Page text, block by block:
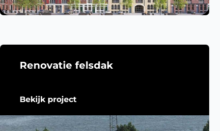
Renovatie felsdak
Bekijk project